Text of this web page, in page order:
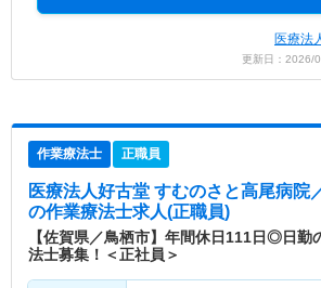
医療法
更新日：
作業療法士 正職員
医療法人好古堂 すむのさと高尾病院
の作業療法士求人(正職員)
【佐賀県／鳥栖市】年間休日111日◎日勤
法士募集！＜正社員＞